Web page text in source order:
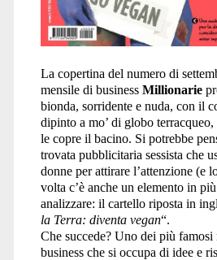
La copertina del numero di
mensile di business Millionarie
bionda, sorridente e nuda, con il
dipinto a mo’ di globo
le copre il bacino. Si potrebbe
trovata pubblicitaria sessista che
donne per attirare l’attenzione (e
volta c’è anche un elemento in
analizzare: il cartello riposta in
la Terra: diventa vegan“.
Che succede? Uno dei più
business che si occupa di idee e